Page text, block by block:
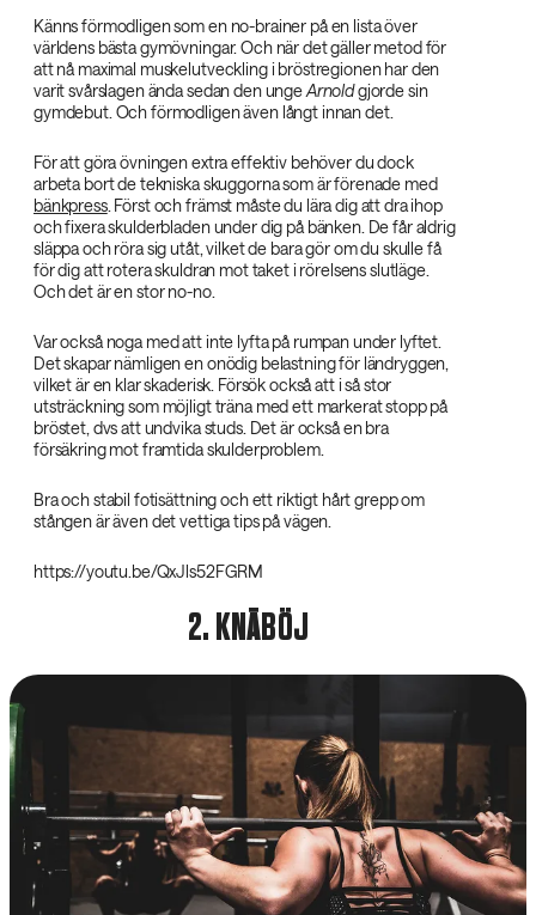
Känns förmodligen som en no-brainer på en lista över
världens bästa gymövningar. Och när det gäller metod för
att nå maximal muskelutveckling i bröstregionen har den
varit svårslagen ända sedan den ungeArnoldgjorde sin
gymdebut. Och förmodligen även långt innan det.
För att göra övningen extra effektiv behöver du dock
arbeta bort de tekniska skuggorna som är förenade med
bänkpress. Först och främst måste du lära dig att dra ihop
och fixera skulderbladen under dig på bänken. De får aldrig
släppa och röra sig utåt, vilket de bara gör om du skulle få
för dig att rotera skuldran mot taket i rörelsens slutläge.
Och det är en stor no-no.
Var också noga med att inte lyfta på rumpan under lyftet.
Det skapar nämligen en onödig belastning för ländryggen,
vilket är en klar skaderisk. Försök också att i så stor
utsträckning som möjligt träna med ett markerat stopp på
bröstet, dvs att undvika studs. Det är också en bra
försäkring mot framtida skulderproblem.
Bra och stabil fotisättning och ett riktigt hårt grepp om
stången är även det vettiga tips på vägen.
https://youtu.be/QxJls52FGRM
2. KNÄBÖJ